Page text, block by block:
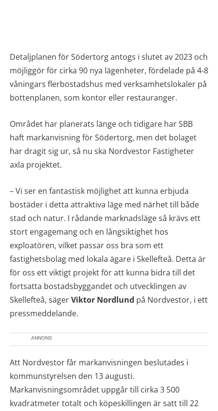
Detaljplanen för Södertorg antogs i slutet av 2023 och
möjliggör för cirka 90 nya lägenheter, fördelade på 4-8
våningars flerbostadshus med verksamhetslokaler på
bottenplanen, som kontor eller restauranger.
Området har planerats länge och tidigare har SBB
haft markanvisning för Södertorg, men det bolaget
har dragit sig ur, så nu ska Nordvestor Fastigheter
axla projektet.
– Vi ser en fantastisk möjlighet att kunna erbjuda
bostäder i detta attraktiva läge med närhet till både
stad och natur. I rådande marknadsläge så krävs ett
stort engagemang och en långsiktighet hos
exploatören, vilket passar oss bra som ett
fastighetsbolag med lokala ägare i Skellefteå. Detta är
för oss ett viktigt projekt för att kunna bidra till det
fortsatta bostadsbyggandet och utvecklingen av
Skellefteå, sägerViktor Nordlund på Nordvestor, i ett
pressmeddelande.
ANNONS
Att Nordvestor får markanvisningen beslutades i
kommunstyrelsen den 13 augusti.
Markanvisningsområdet uppgår till cirka 3 500
kvadratmeter totalt och köpeskillingen är satt till 22